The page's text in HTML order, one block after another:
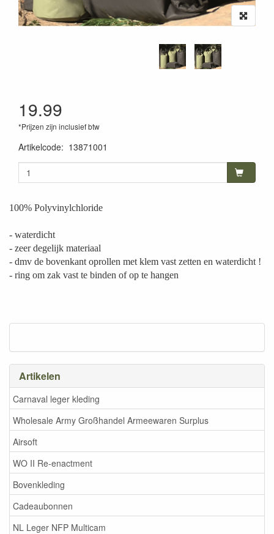
Artikelen
Carnaval leger kleding
Wholesale Army Großhandel Armeewaren Surplus
Airsoft
WO II Re-enactment
Bovenkleding
Cadeaubonnen
NL Leger NFP Multicam
19.99
*Prijzen zijn inclusief btw
Artikelcode: 13871001
100% Polyvinylchloride
- waterdicht
- zeer degelijk materiaal
- dmv de bovenkant oprollen met klem vast zetten en waterdicht !
- ring om zak vast te binden of op te hangen